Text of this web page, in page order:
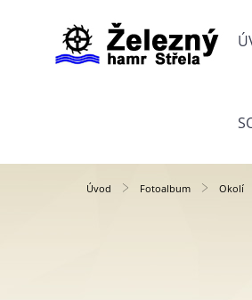
Úvod Fotoalbum Okolí